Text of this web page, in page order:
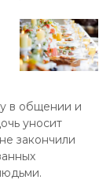
в общении и
уносит
закончили